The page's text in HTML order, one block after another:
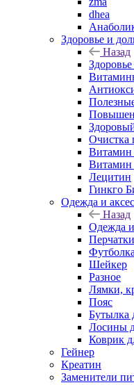
dhea
Здоровье и
Назад
Очистка
Лецитин
Гинкго
Одежда и
Назад
Одежда
Шейкер
Разное
Лямки,
Пояс
Бутылка
Лосины
Коврик
Гейнер
Креатин
Заменители